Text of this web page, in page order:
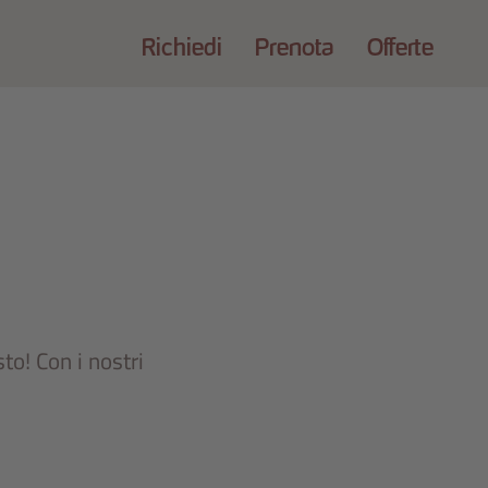
Richiedi Prenota Offerte
Con i nostri